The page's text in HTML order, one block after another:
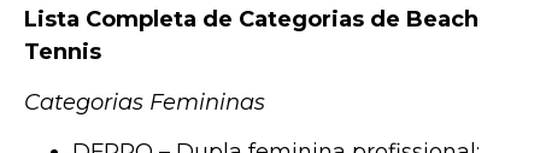
Lista Completa de Categorias de Beach
Tennis
Categorias Femininas